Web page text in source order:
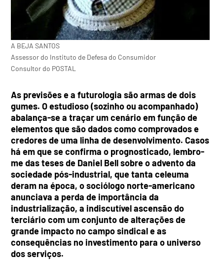
A BEJA SANTOS
Assessor do Instituto de Defesa do Consumidor
Consultor do POSTAL
As previsões e a futurologia são armas de dois
gumes. O estudioso (sozinho ou acompanhado)
abalança-se a traçar um cenário em função de
elementos que são dados como comprovados e
credores de uma linha de desenvolvimento. Casos
há em que se confirma o prognosticado, lembro-
me das teses de Daniel Bell sobre o advento da
sociedade pós-industrial, que tanta celeuma
deram na época, o sociólogo norte-americano
anunciava a perda de importância da
industrialização, a indiscutível ascensão do
terciário com um conjunto de alterações de
grande impacto no campo sindical e as
consequências no investimento para o universo
dos serviços.